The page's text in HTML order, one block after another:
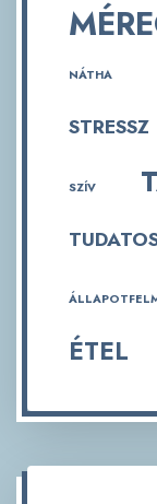
NÁTHA
STRESSZ
SZÍV
ÉTEL